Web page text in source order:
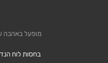
מופעל באהבה
בחסות לוח